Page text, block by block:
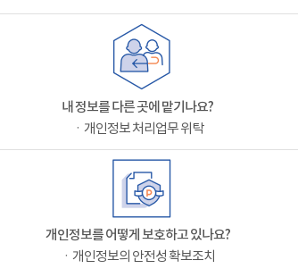
내 정보를 다른 곳에 맡기나요?
ㆍ개인정보 처리업무 위탁
개인정보를 어떻게 보호하고 있나요?
ㆍ개인정보의 안전성 확보조치